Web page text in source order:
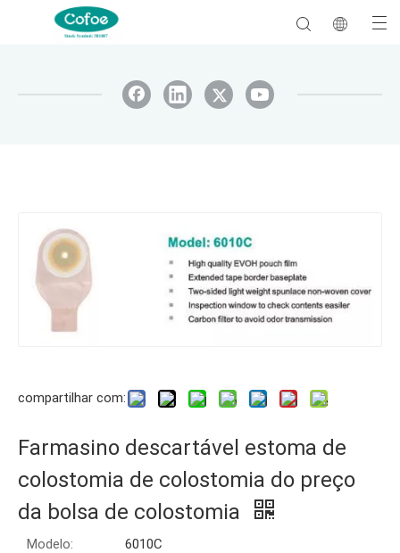
compartilhar com:
Farmasino descartável estoma de
colostomia de colostomia do preço
da bolsa de colostomia
Modelo:
6010C